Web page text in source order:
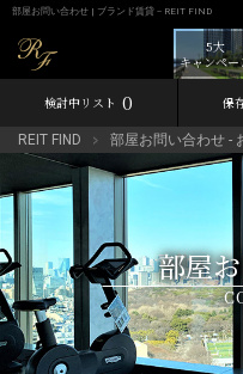
部屋お問い合わせ | ブランド賃貸－REIT FIND
5大
キャンペー
検討中リスト 0 保
REIT FIND 部屋お問い合わせ -
部屋